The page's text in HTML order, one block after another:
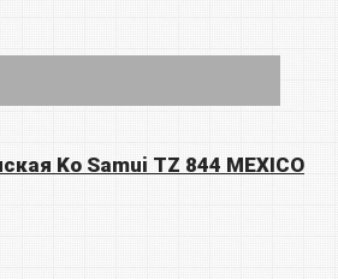
Ko Samui TZ 844 MEXICO